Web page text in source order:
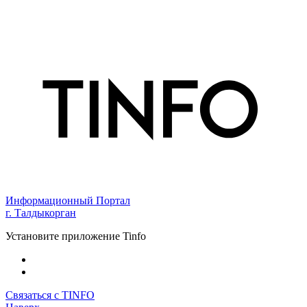
Информационный Портал
г. Талдыкорган
Установите приложение Tinfo
Связаться с TINFO